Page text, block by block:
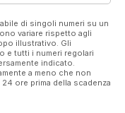
di singoli numeri su un
variare rispetto agli
illustrativo. Gli
e tutti i numeri regolari
indicato.
a meno che non
ore prima della scadenza